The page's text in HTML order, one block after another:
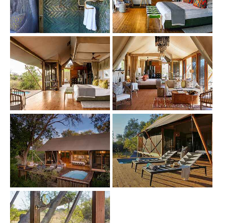
Show larger version Show larger version
Show larger version Show larger version
Show larger version